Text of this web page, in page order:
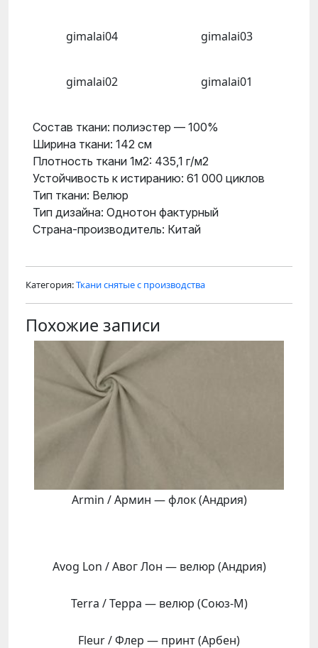
gimalai04 gimalai03
gimalai02 gimalai01
Состав ткани: полиэстер — 100%
Ширина ткани: 142 см
Плотность ткани 1м2: 435,1 г/м2
Устойчивость к истиранию: 61 000 циклов
Тип ткани: Велюр
Тип дизайна: Однотон фактурный
Страна-производитель: Китай
Категория:Ткани снятые с производства
Похожие записи
Armin / Армин — флок (Андрия)
Avog Lon / Авог Лон — велюр (Андрия)
Terra / Терра — велюр (Союз-М)
Fleur / Флер — принт (Арбен)